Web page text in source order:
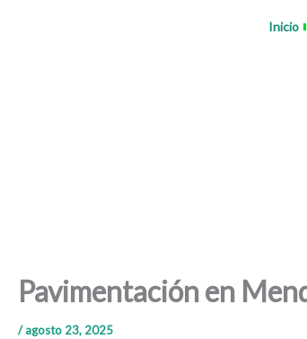
Inicio
Pavimentación en
/agosto 23, 2025